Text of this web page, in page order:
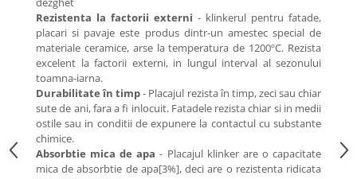
Rezistenta la factorii externi - klinkerul pentru fatade,
placari si pavaje este produs dintr-un amestec special de
materiale ceramice, arse la temperatura de 1200ºC. Rezista
excelent la factorii externi, in lungul interval al sezonului
toamna-iarna.
Durabilitate în timp- Placajul rezista în timp, zeci sau chiar
sute de ani, fara a fi inlocuit. Fatadele rezista chiar si in medii
ostile sau in conditii de expunere la contactul cu substante
chimice.
Absorbtie mica de apa - Placajul klinker are o capacitate
mica de absorbtie de apa[3%], deci are o rezistenta ridicata